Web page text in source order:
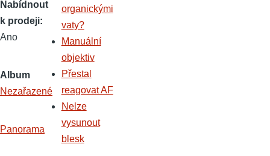
Nabídnout
k prodeji
Ano
Album
Nezařazené
Panorama
organickými
vaty?
Manuální
objektiv
Přestal
reagovat AF
Nelze
vysunout
blesk